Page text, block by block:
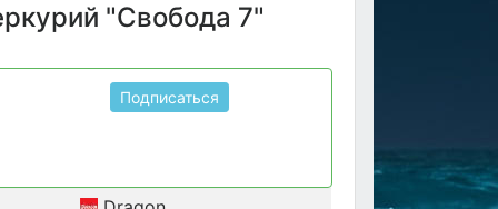
"Свобода 7"
Подписаться